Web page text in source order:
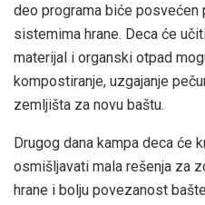
deo programa biće posvećen
sistemima hrane. Deca će
materijal i organski otpad
kompostiranje, uzgajanje
zemljišta za novu baštu.
Drugog dana kampa deca će
osmišljavati mala rešenja za
hrane i bolju povezanost